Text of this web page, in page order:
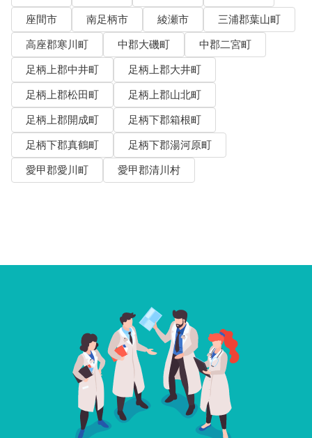
座間市
南足柄市 綾瀬市
三浦郡葉山町
高座郡寒川町
中郡大磯町
中郡二宮町
足柄上郡中井町
足柄上郡大井町
足柄上郡松田町
足柄上郡山北町
足柄上郡開成町
足柄下郡箱根町
足柄下郡真鶴町
足柄下郡湯河原町
愛甲郡愛川町
愛甲郡清川村